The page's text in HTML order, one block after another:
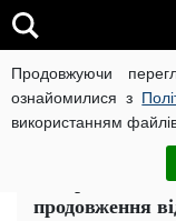
Продовжуючи
ознайомилися з
використанням
ВІЙНА РОСІЇ
Чи треба
продовження